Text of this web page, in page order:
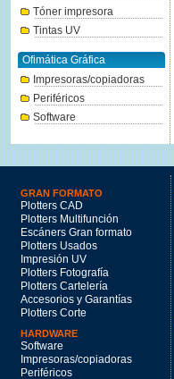
Tóner impresora
Tintas UV
Ofimática Gráfica
Impresoras/copiadoras
Periféricos
Software
Canon PFI-120BK negro foto
130ml.
GRAN FORMATO
Plotters CAD
Plotters Multifunción
Escáners Gran formato
Plotters Usados
Impresión UV
Plotters Fotografía
Plotters Cartelería
Accesorios y Garantías
Plotters Corte
HARDWARE
Software
Impresoras/copiadoras
Periféricos